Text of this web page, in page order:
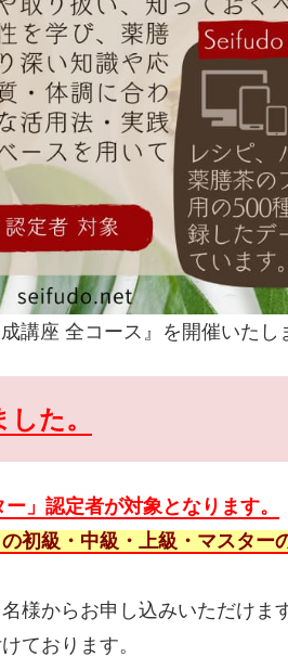
講座 全コース』を開催いたし
た。
」認定者が対象となります。
初級・中級・上級・マスター
様からお申し込みいただけます
ております。